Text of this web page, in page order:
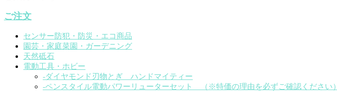
ご注文
センサー防犯・防災・エコ商品
園芸・家庭菜園・ガーデニング
天然砥石
電動工具・ホビー
-ダイヤモンド刃物とぎ ハンドマイティー
-ペンスタイル電動パワーリューターセット （※特価の理由を必ずご確認ください）